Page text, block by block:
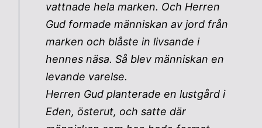
vattnade hela marken. Och Herren
Gud formade människan av jord från
marken och blåste in livsande i
hennes näsa. Så blev människan en
levande varelse.
Herren Gud planterade en lustgård i
Eden, österut, och satte där